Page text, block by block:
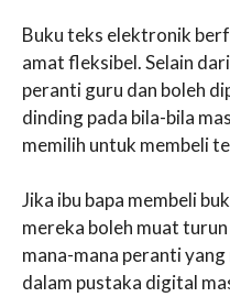
Buku teks elektronik
amat fleksibel. Selain
peranti guru dan boleh
dinding pada bila-bila
memilih untuk membeli
Jika ibu bapa membeli
mereka boleh muat
mana-mana peranti
dalam pustaka digital